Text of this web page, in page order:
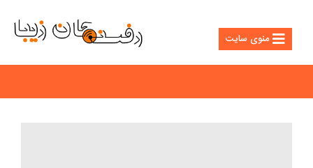
منوی سایت